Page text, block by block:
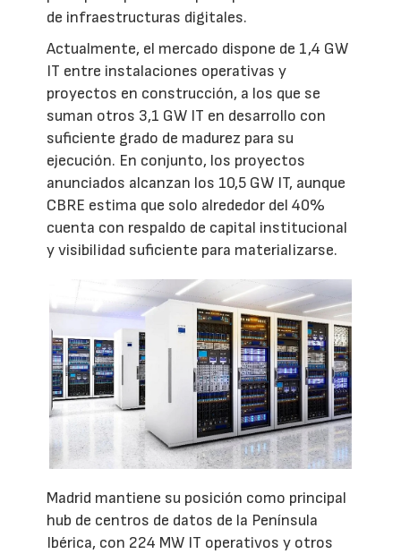
de infraestructuras digitales.
Actualmente, el mercado dispone de 1,4 GW
IT entre instalaciones operativas y
proyectos en construcción, a los que se
suman otros 3,1 GW IT en desarrollo con
suficiente grado de madurez para su
ejecución. En conjunto, los proyectos
anunciados alcanzan los 10,5 GW IT, aunque
CBRE estima que solo alrededor del 40%
cuenta con respaldo de capital institucional
y visibilidad suficiente para materializarse.
Madrid mantiene su posición como principal
hub de centros de datos de la Península
Ibérica, con 224 MW IT operativos y otros